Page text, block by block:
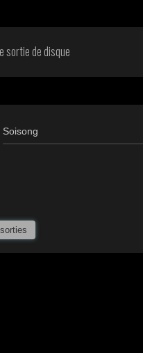
sortie de disque